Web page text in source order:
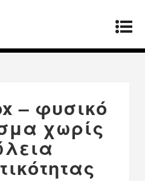
ΖΩΗΣ
Baby Botox –
απώλεια
– φυσικό
χωρίς